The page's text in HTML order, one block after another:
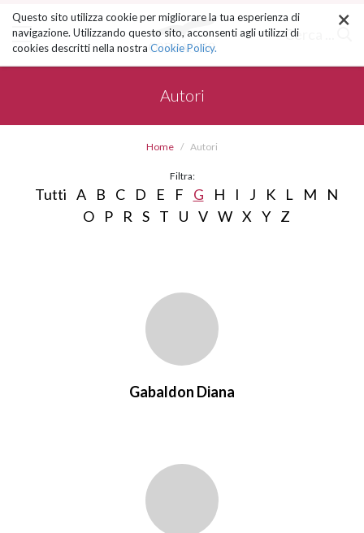
ai
contenuti.
|
Salta
Cerca ... ×
Questo sito utilizza cookie per migliorare la tua esperienza di
navigazione. Utilizzando questo sito, acconsenti agli utilizzi di
cookies descritti nella nostra Cookie Policy.
Autori
Home Autori
Filtra:
Tutti A B C D E F G H I J K L M
N
O
P R S T U V W X Y Z
Gabaldon Diana